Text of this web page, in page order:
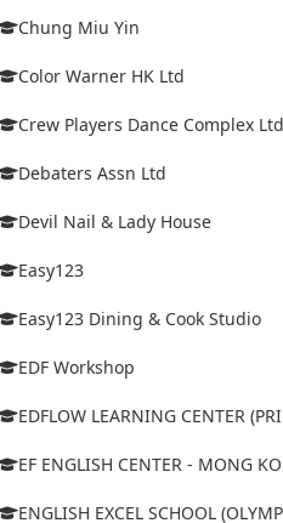
Chung Miu Yin
Color Warner HK Ltd
Crew Players Dance Complex Ltd
Debaters Assn Ltd
Devil Nail & Lady House
Easy123
Easy123 Dining & Cook Studio
EDF Workshop
EDFLOW LEARNING CENTER
EF ENGLISH CENTER - MONG
ENGLISH EXCEL SCHOOL